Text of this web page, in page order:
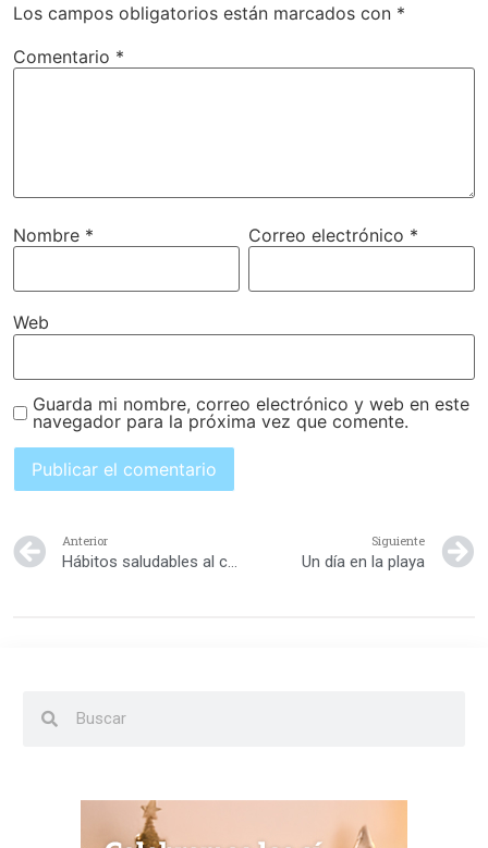
Los campos obligatorios están marcados con *
Comentario *
Nombre * Correo electrónico *
Web
Guarda mi nombre, correo electrónico y web en este
navegador para la próxima vez que comente.
Anterior
Hábitos saludables al conducir
Siguiente
Un día en la playa